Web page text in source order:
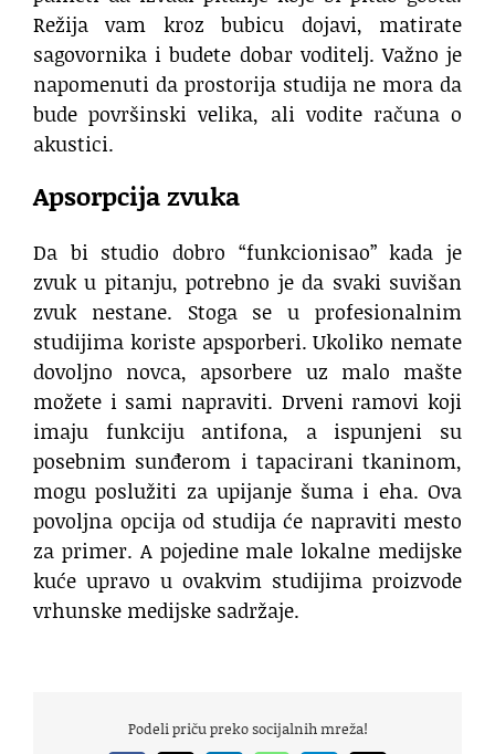
Režija vam kroz bubicu dojavi, matirate
sagovornika i budete dobar voditelj. Važno je
napomenuti da prostorija studija ne mora da
bude površinski velika, ali vodite računa o
akustici.
Apsorpcija zvuka
Da bi studio dobro “funkcionisao” kada je
zvuk u pitanju, potrebno je da svaki suvišan
zvuk nestane. Stoga se u profesionalnim
studijima koriste apsporberi. Ukoliko nemate
dovoljno novca, apsorbere uz malo mašte
možete i sami napraviti. Drveni ramovi koji
imaju funkciju antifona, a ispunjeni su
posebnim sunđerom i tapacirani tkaninom,
mogu poslužiti za upijanje šuma i eha. Ova
povoljna opcija od studija će napraviti mesto
za primer. A pojedine male lokalne medijske
kuće upravo u ovakvim studijima proizvode
vrhunske medijske sadržaje.
Podeli priču preko socijalnih mreža!